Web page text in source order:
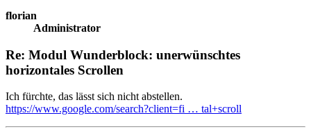
florian
Administrator
Re: Modul Wunderblock: unerwünschtes
horizontales Scrollen
Ich fürchte, das lässt sich nicht abstellen.
https://www.google.com/search?client=fi … tal+scroll